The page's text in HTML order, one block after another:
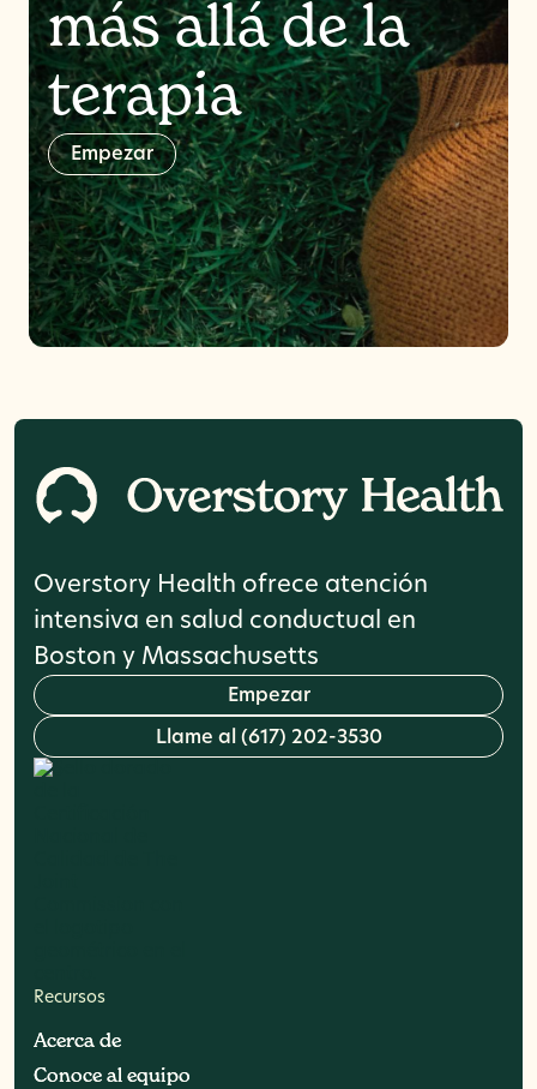
más allá de la
terapia
Empezar
Overstory Health ofrece atención
intensiva en salud conductual en
Boston y Massachusetts
Empezar
Ll ame a (617) 202-3530
Recursos
Acerca de
Acerca de
Conoce al equipo
Conoce al equipo